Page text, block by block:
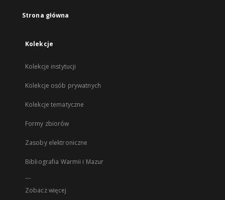
Strona główna
Kolekcje
Kolekcje instytucji
Kolekcje osób prywatnych
Kolekcje tematyczne
Formy zbiorów
Zasoby elektroniczne
Bibliografia Warmii i Mazur
...
Zobacz więcej